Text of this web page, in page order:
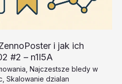
i jak ich
#2 – n1I5A
, Najczestsze bledy w
, Skalowanie dzialan